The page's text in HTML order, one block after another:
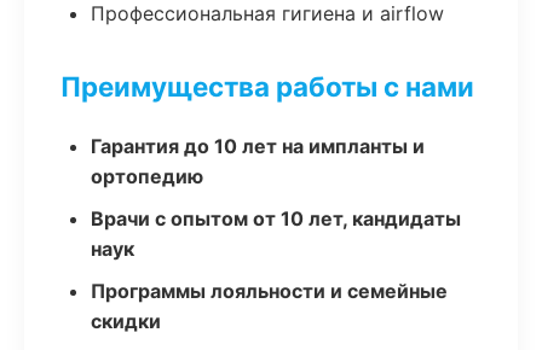
Профессиональная гигиена и airflow
Преимущества работы с нами
Гарантия до 10 лет на импланты и
ортопедию
Врачи с опытом от 10 лет, кандидаты
наук
Программы лояльности и семейные
скидки